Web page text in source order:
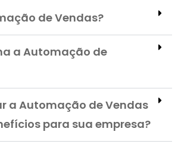
de Vendas?
a Automação de
a Automação de Vendas
para sua empresa?